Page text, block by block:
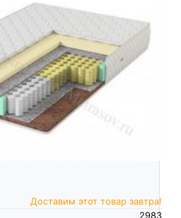
Доставим этот товар завтра!
2983